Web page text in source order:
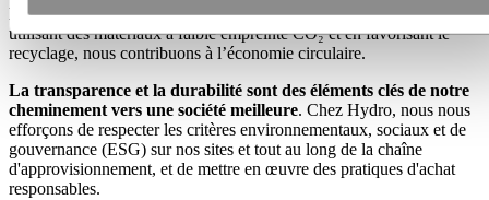
L'éthique et les achats durables sont au cœur de nos actions. En
utilisant des matériaux à faible empreinte CO₂ et en favorisant le
recyclage, nous contribuons à l’économie circulaire.
La transparence et la durabilité sont des éléments clés de notre
cheminement vers une société meilleure. Chez Hydro, nous nous
efforçons de respecter les critères environnementaux, sociaux et de
gouvernance (ESG) sur nos sites et tout au long de la chaîne
d'approvisionnement, et de mettre en œuvre des pratiques d'achat
responsables.